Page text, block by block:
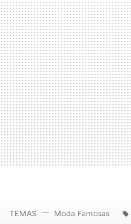
TEMAS Moda Famosas